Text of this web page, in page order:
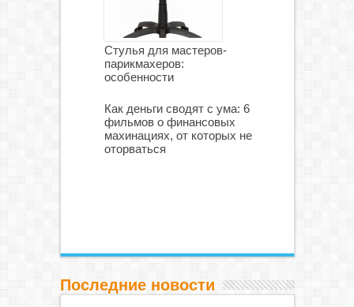
Стулья для мастеров-
парикмахеров:
особенности
Как деньги сводят с ума: 6
фильмов о финансовых
махинациях, от которых не
оторваться
Последние новости